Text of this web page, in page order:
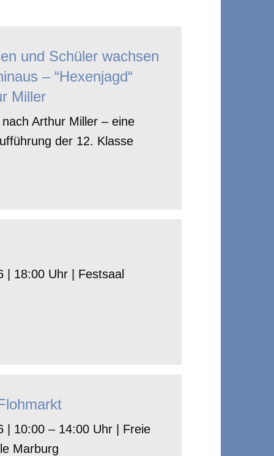
und Schüler wachsen
– “Hexenjagd“
Miller
nach Arthur Miller – eine
der 12. Klasse
| 18:00 Uhr | Festsaal
| 10:00 – 14:00 Uhr | Freie
Marburg